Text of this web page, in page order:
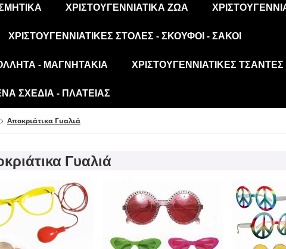
ΧΡΙΣΤΟΥΓΕΝΝΙΆΤΙΚΑ ΖΏΑ
ΧΡΙΣΤΟΥΓΕΝΝΙΆΤΙΚΕΣ ΣΤΟΛΈΣ - ΣΚΟΎΦΟΙ - ΣΆΚΟΙ
- ΜΑΓΝΗΤΆΚΙΑ ΧΡΙΣΤΟΥΓΕΝΝΙΆΤΙΚΕΣ
ΣΧΈΔΙΑ - ΠΛΑΤΕΊΑΣ
Αποκριάτικα Γυαλιά
Γυαλιά